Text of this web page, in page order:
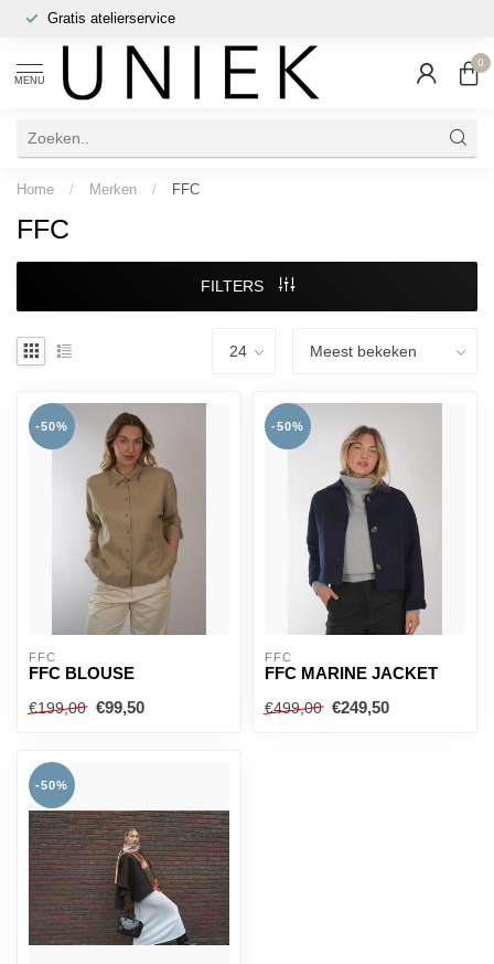
Gratis atelierservice
MENU
0
Home / Merken / FFC
FFC
FILTERS
-50%
FFC
FFC BLOUSE
€199,00 €99,50
-50%
FFC
FFC MARINE JACKET
€499,00 €249,50
-50%